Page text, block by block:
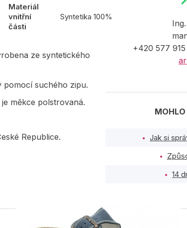
Materiál
vnitřní
části
Syntetika 100%
ze syntetického
pomocí suchého zipu.
měkce polstrovaná.
Republice.
+420 577
Jak si
14